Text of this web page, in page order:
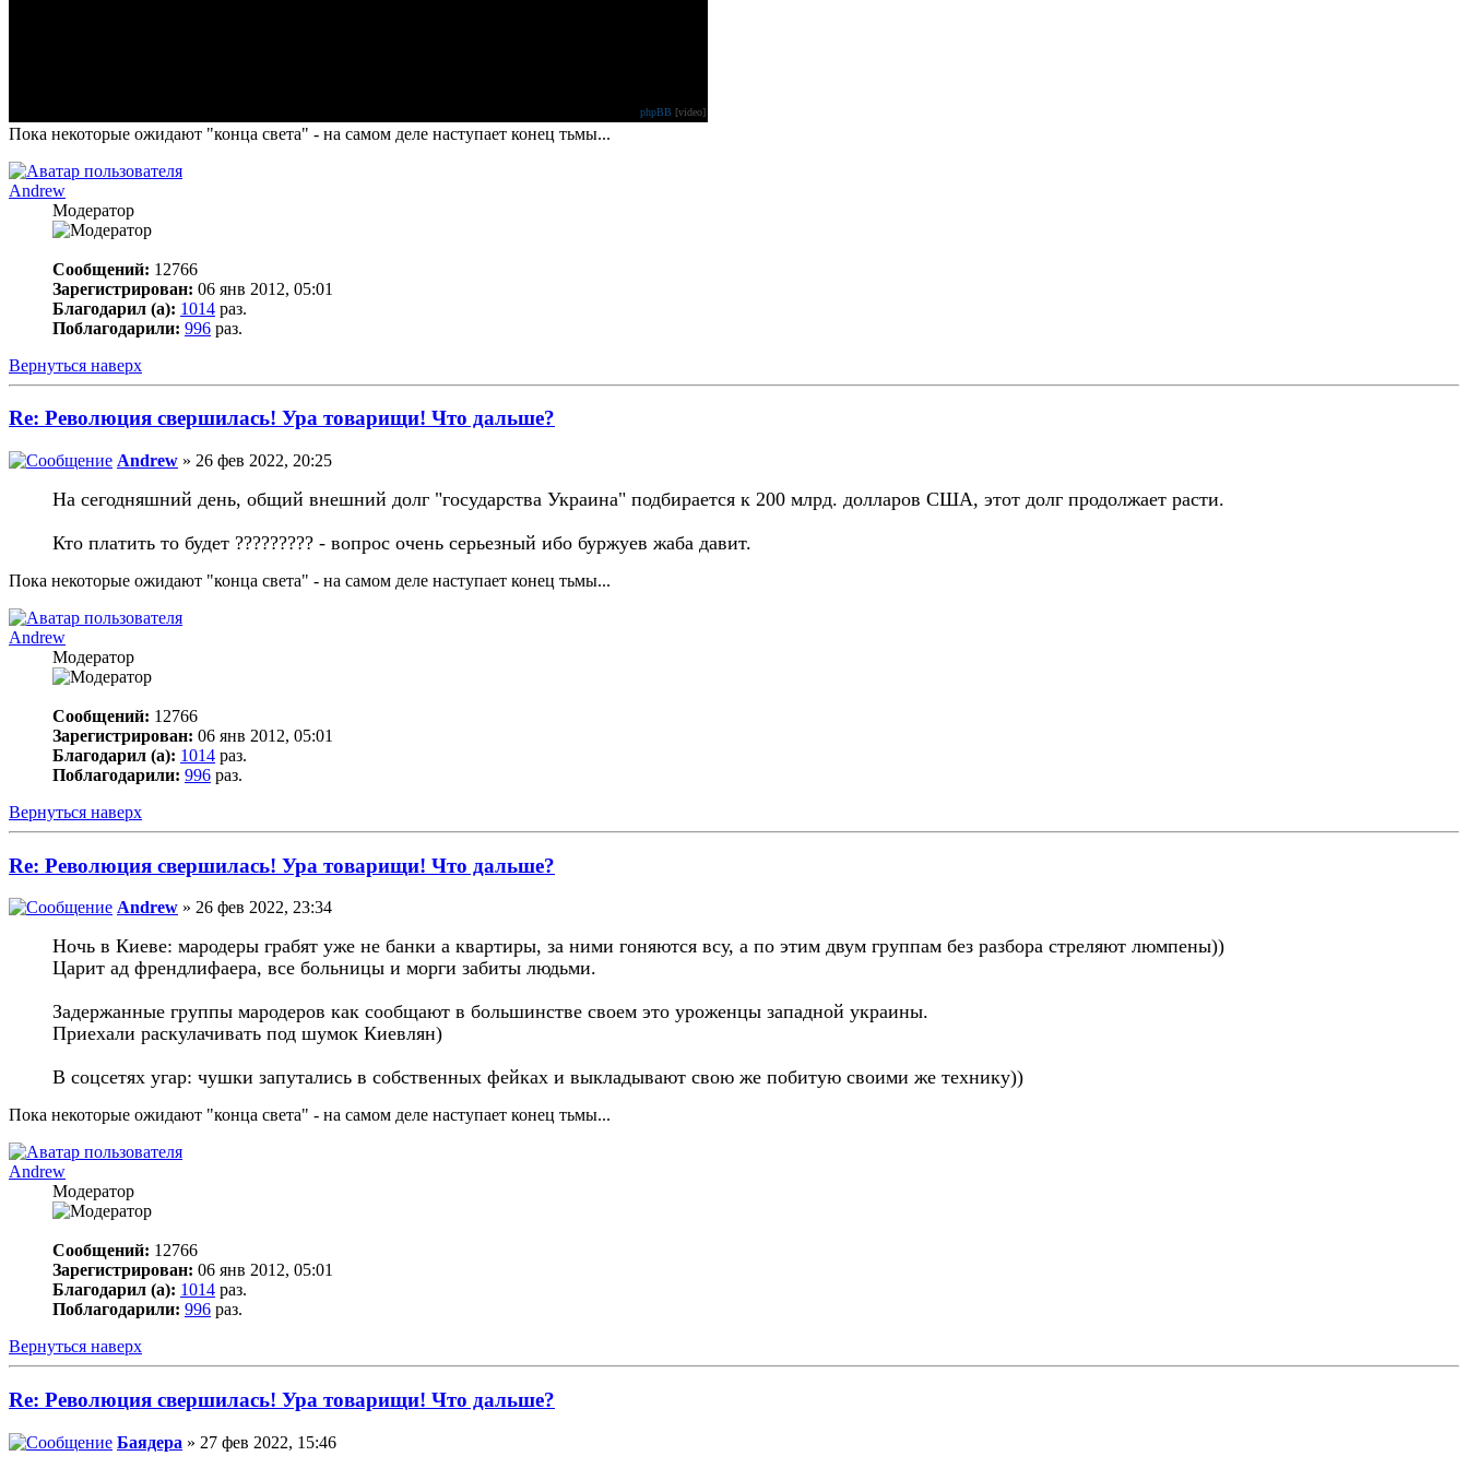
phpBB [video]
Пока некоторые ожидают "конца света" - на самом деле наступает конец тьмы...
Andrew
Модератор
Сообщений: 12766
Зарегистрирован: 06 янв 2012, 05:01
Благодарил (а): 1014 раз.
Поблагодарили: 996 раз.
Вернуться наверх
Re: Революция свершилась! Ура товарищи! Что дальше?
Andrew » 26 фев 2022, 20:25
На сегодняшний день, общий внешний долг "государства Украина" подбирается к 200 млрд. долларов США, этот долг продолжает расти.
Кто платить то будет ????????? - вопрос очень серьезный ибо буржуев жаба давит.
Пока некоторые ожидают "конца света" - на самом деле наступает конец тьмы...
Andrew
Модератор
Сообщений: 12766
Зарегистрирован: 06 янв 2012, 05:01
Благодарил (а): 1014 раз.
Поблагодарили: 996 раз.
Вернуться наверх
Re: Революция свершилась! Ура товарищи! Что дальше?
Andrew » 26 фев 2022, 23:34
Ночь в Киеве: мародеры грабят уже не банки а квартиры, за ними гоняются всу, а по этим двум группам без разбора стреляют люмпены))
Царит ад френдлифаера, все больницы и морги забиты людьми.
Задержанные группы мародеров как сообщают в большинстве своем это уроженцы западной украины.
Приехали раскулачивать под шумок Киевлян)
В соцсетях угар: чушки запутались в собственных фейках и выкладывают свою же побитую своими же технику))
Пока некоторые ожидают "конца света" - на самом деле наступает конец тьмы...
Andrew
Модератор
Сообщений: 12766
Зарегистрирован: 06 янв 2012, 05:01
Благодарил (а): 1014 раз.
Поблагодарили: 996 раз.
Вернуться наверх
Re: Революция свершилась! Ура товарищи! Что дальше?
Баядера » 27 фев 2022, 15:46